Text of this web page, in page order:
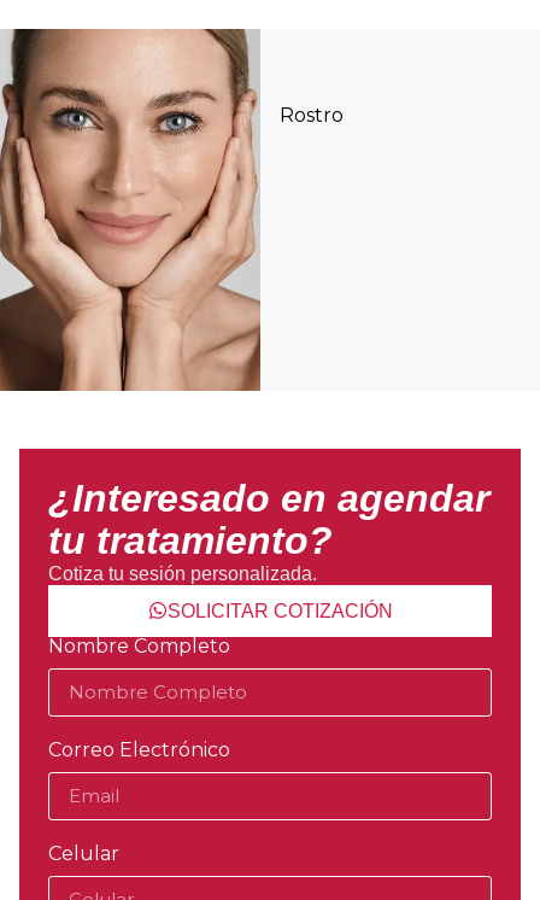
Rostro
¿Interesado en agendar
tu tratamiento?
Cotiza tu sesión personalizada.
SOLICITAR COTIZACIÓN
Nombre Completo
Correo Electrónico
Celular